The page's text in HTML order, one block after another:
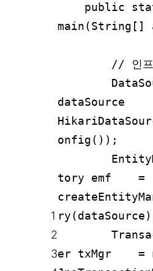
1
2
3
public
main(String[]
// 인프
onfig());
tory emf =
er txMgr =